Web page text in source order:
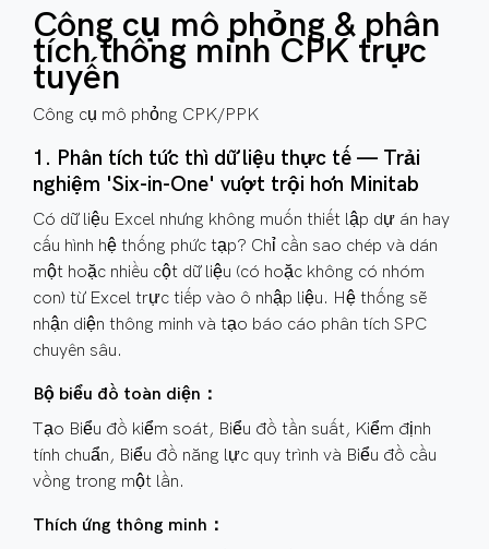
Công cụ mô phỏng & phân
tích thông minh CPK trực
tuyến
Công cụ mô phỏng CPK/PPK
1. Phân tích tức thì dữ liệu thực tế — Trải
nghiệm 'Six-in-One' vượt trội hơn Minitab
Có dữ liệu Excel nhưng không muốn thiết lập dự án hay
cấu hình hệ thống phức tạp? Chỉ cần sao chép và dán
một hoặc nhiều cột dữ liệu (có hoặc không có nhóm
con) từ Excel trực tiếp vào ô nhập liệu. Hệ thống sẽ
nhận diện thông minh và tạo báo cáo phân tích SPC
chuyên sâu.
Bộ biểu đồ toàn diện：
Tạo Biểu đồ kiểm soát, Biểu đồ tần suất, Kiểm định
tính chuẩn, Biểu đồ năng lực quy trình và Biểu đồ cầu
vồng trong một lần.
Thích ứng thông minh：